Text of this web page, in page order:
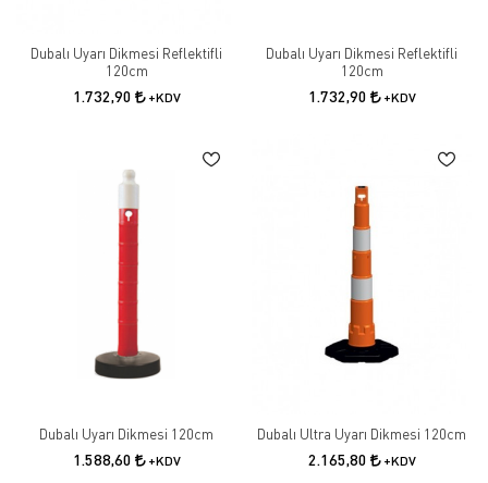
Dubalı Uyarı Dikmesi Reflektifli
120cm
1.732,90 +KDV
Dubalı Uyarı Dikmesi Reflektifli
120cm
1.732,90 +KDV
Dubalı Uyarı Dikmesi 120cm
1.588,60 +KDV
Dubalı Ultra Uyarı Dikmesi 120cm
2.165,80 +KDV